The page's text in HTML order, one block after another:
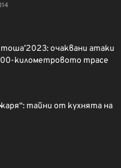
очаквани атаки
километровото трасе
тайни от кухнята на